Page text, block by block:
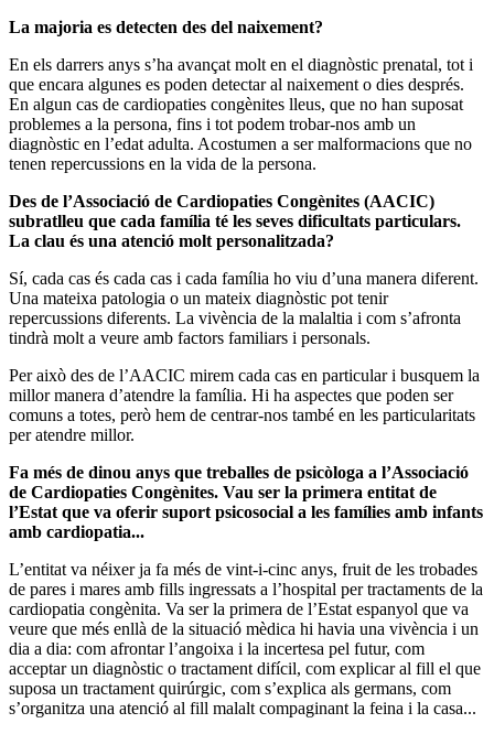
La majoria es detecten des del naixement?
En els darrers anys s’ha avançat molt en el diagnòstic prenatal, tot i
que encara algunes es poden detectar al naixement o dies després.
En algun cas de cardiopaties congènites lleus, que no han suposat
problemes a la persona, fins i tot podem trobar-nos amb un
diagnòstic en l’edat adulta. Acostumen a ser malformacions que no
tenen repercussions en la vida de la persona.
Des de l’Associació de Cardiopaties Congènites (AACIC)
subratlleu que cada família té les seves dificultats particulars.
La clau és una atenció molt personalitzada?
Sí, cada cas és cada cas i cada família ho viu d’una manera diferent.
Una mateixa patologia o un mateix diagnòstic pot tenir
repercussions diferents. La vivència de la malaltia i com s’afronta
tindrà molt a veure amb factors familiars i personals.
Per això des de l’AACIC mirem cada cas en particular i busquem la
millor manera d’atendre la família. Hi ha aspectes que poden ser
comuns a totes, però hem de centrar-nos també en les particularitats
per atendre millor.
Fa més de dinou anys que treballes de psicòloga a l’Associació
de Cardiopaties Congènites. Vau ser la primera entitat de
l’Estat que va oferir suport psicosocial a les famílies amb infants
amb cardiopatia...
L’entitat va néixer ja fa més de vint-i-cinc anys, fruit de les trobades
de pares i mares amb fills ingressats a l’hospital per tractaments de la
cardiopatia congènita. Va ser la primera de l’Estat espanyol que va
veure que més enllà de la situació mèdica hi havia una vivència i un
dia a dia: com afrontar l’angoixa i la incertesa pel futur, com
acceptar un diagnòstic o tractament difícil, com explicar al fill el que
suposa un tractament quirúrgic, com s’explica als germans, com
s’organitza una atenció al fill malalt compaginant la feina i la casa...